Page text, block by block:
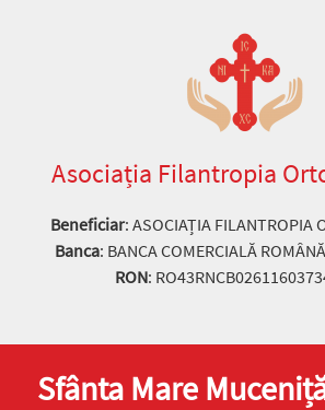
Asociația Filantropia
Beneficiar: ASOCIAȚIA FILANTROPIA
Banca: BANCA COMERCIALĂ
RON:
Sfânta Mare